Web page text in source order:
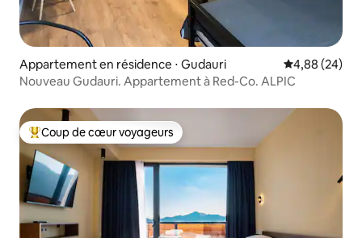
Appartement en résidence ⋅ Gudauri Évaluation
4,88 (24)
Nouveau Gudauri. Appartement à Red-Co. ALPIC
Coups de cœur voyageurs les plus appréciés
Coup de cœur voyageurs